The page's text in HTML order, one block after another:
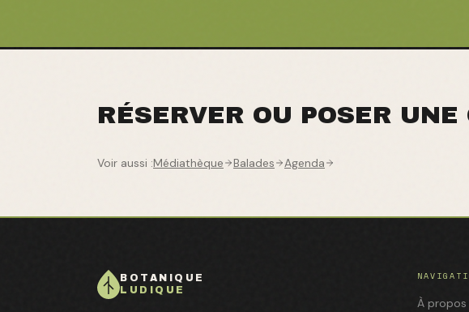
RÉSERVER OU POSER UNE
Voir aussi :Médiathèque Balades Agenda
BOTANIQUE
LUDIQUE
À propos